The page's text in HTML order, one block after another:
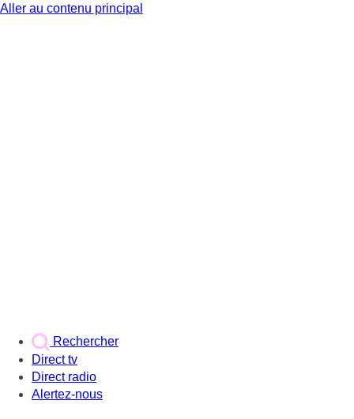
Aller au contenu principal
Rechercher
Direct tv
Direct radio
Alertez-nous